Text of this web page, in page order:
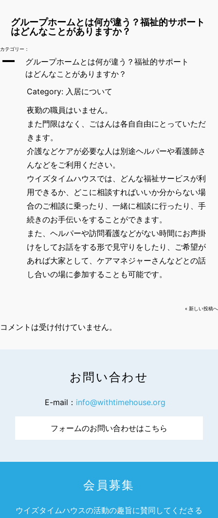
グループホームとは何が違う？福祉的サポート
はどんなことがありますか？
カテゴリー：
A
グループホームとは何が違う？福祉的サポート
はどんなことがありますか？
Category: 入居について
夜勤の職員はいません。
また門限はなく、ごはんは各自自由にとっていただ
きます。
介護などケアが必要な人は別途ヘルパーや看護師さ
んなどをご利用ください。
ウイズタイムハウスでは、どんな福祉サービスが利
用できるか、どこに相談すればいいか分からない場
合のご相談に乗ったり、一緒に相談に行ったり、手
続きのお手伝いをすることができます。
また、ヘルパーや訪問看護などがない時間にお声掛
けをしてお話をする形で見守りをしたり、ご希望が
あれば大家として、ケアマネジャーさんなどとの話
し合いの場に参加することも可能です。
« 新しい投稿へ
コメントは受け付けていません。
お問い合わせ
E-mail： info@withtimehouse.org
フォームのお問い合わせはこちら
会員募集
ウイズタイムハウスの活動の趣旨に賛同してくださる